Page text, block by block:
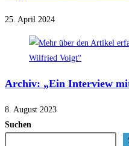
25. April 2024
Archiv: „Ein Interview
8. August 2023
Suchen